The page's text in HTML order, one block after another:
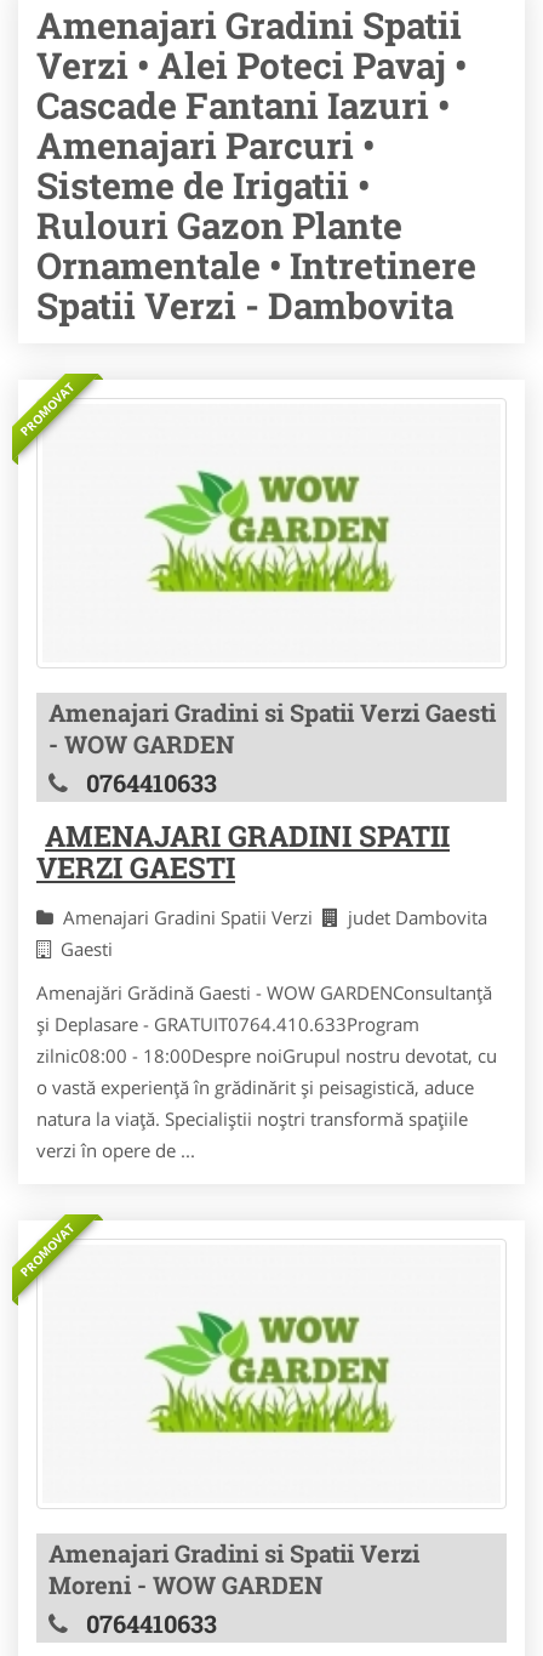
Amenajari Gradini Spatii
Verzi • Alei Poteci Pavaj •
Cascade Fantani Iazuri •
Amenajari Parcuri •
Sisteme de Irigatii •
Rulouri Gazon Plante
Ornamentale • Intretinere
Spatii Verzi - Dambovita
PROMOVAT
Amenajari Gradini si Spatii Verzi Gaesti
- WOW GARDEN
0764410633
AMENAJARI GRADINI SPATII
VERZI GAESTI
Amenajari Gradini Spatii Verzi
judet Dambovita
Gaesti
Amenajări Grădină Gaesti - WOW GARDENConsultanță
și Deplasare - GRATUIT0764.410.633Program
zilnic08:00 - 18:00Despre noiGrupul nostru devotat, cu
o vastă experiență în grădinărit și peisagistică, aduce
natura la viață. Specialiștii noștri transformă spațiile
verzi în opere de ...
PROMOVAT
Amenajari Gradini si Spatii Verzi
Moreni - WOW GARDEN
0764410633